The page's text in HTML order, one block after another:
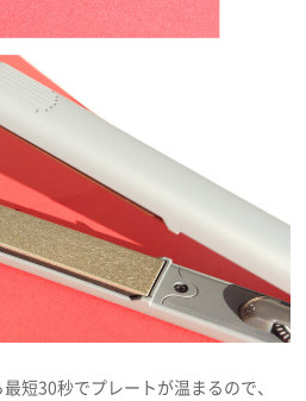
短30秒でプレートが温まるので、